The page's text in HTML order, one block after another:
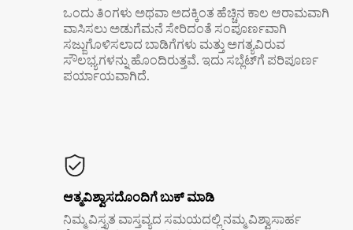
ಒಂದು ತಿಂಗಳು ಅಥವಾ ಅದಕ್ಕಿಂತ ಹೆಚ್ಚಿನ ಕಾಲ ಆರಾಮವಾಗಿ
ವಾಸಿಸಲು ಅಡುಗೆಮನೆ ಸೇರಿದಂತೆ ಸಂಪೂರ್ಣವಾಗಿ
ಸಜ್ಜುಗೊಳಿಸಲಾದ ಬಾಡಿಗೆಗಳು ಮತ್ತು ಅಗತ್ಯವಿರುವ
ಸೌಲಭ್ಯಗಳನ್ನು ಹೊಂದಿರುತ್ತವೆ. ಇದು ಸಬ್ಲೆಟ್‌ಗೆ ಪರಿಪೂರ್ಣ
ಪರ್ಯಾಯವಾಗಿದೆ.
ಆತ್ಮವಿಶ್ವಾಸದೊಂದಿಗೆ ಬುಕ್ ಮಾಡಿ
ನಿಮ್ಮ ವಿಸ್ತೃತ ವಾಸ್ತವ್ಯದ ಸಮಯದಲ್ಲಿ ನಮ್ಮ ವಿಶ್ವಾಸಾರ್ಹ